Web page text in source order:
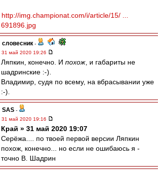
http://img.championat.com/i/article/15/ ...
691896.jpg
словесник -
31 май 2020 19:26
Ляпкин, конечно. И похож , и габариты не
шадринские :-).
Владимир, судя по всему, на вбрасывании уже
:-).
SAS -
31 май 2020 19:16
Край » 31 май 2020 19:07
Серёжа.... по твоей первой версии Ляпкин
похож, конечно... но если не ошибаюсь я -
точно В. Шадрин